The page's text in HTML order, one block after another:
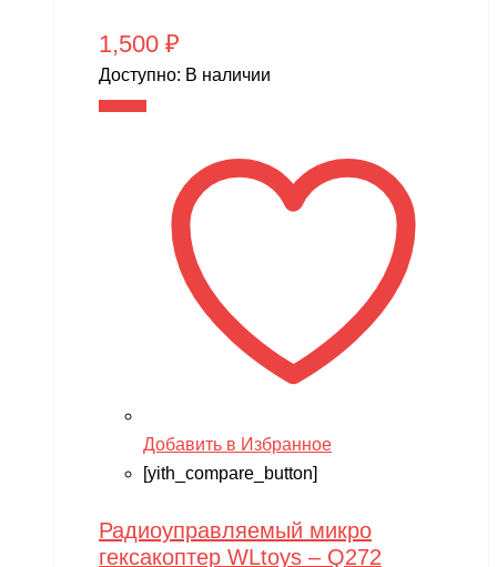
1,500 ₽
Доступно: В наличии
Добавить в Избранное
[yith_compare_button]
Радиоуправляемый микро
гексакоптер WLtoys – Q272